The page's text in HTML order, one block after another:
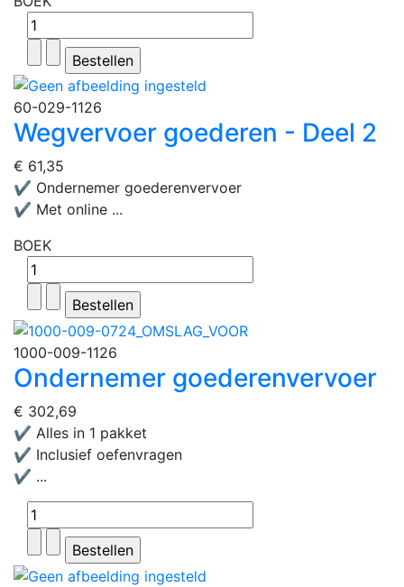
60-029-1126
Wegvervoer goederen - Deel 2
€ 61,35
✔ Ondernemer goederenvervoer
✔ Met online ...
BOEK
1000-009-1126
Ondernemer goederenvervoer
€ 302,69
✔ Alles in 1 pakket
✔ Inclusief oefenvragen
✔ ...